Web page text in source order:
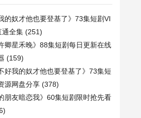
的奴才他也要登基了》73集短剧VI
通全集 (251)
卿星禾晚》88集短剧每日更新在线
(159)
好我的奴才他也要登基了》73集短
源网盘分享 (378)
朋友暗恋我》60集短剧限时抢先看